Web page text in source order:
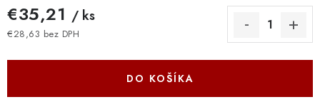
€35,21 / ks
€28,63 bez DPH
DO KOŠÍKA